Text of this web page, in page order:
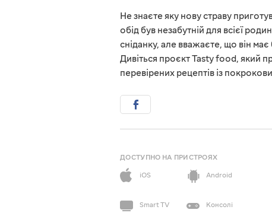
Не знаєте яку нову страву
обід був незабутній для всієї
сніданку, але вважаєте, що він
Дивіться проєкт Tasty food, який
перевірених рецептів із
ДОСТУПНО НА ПРИСТРОЯХ
iOS
Android
Smart TV Консолі